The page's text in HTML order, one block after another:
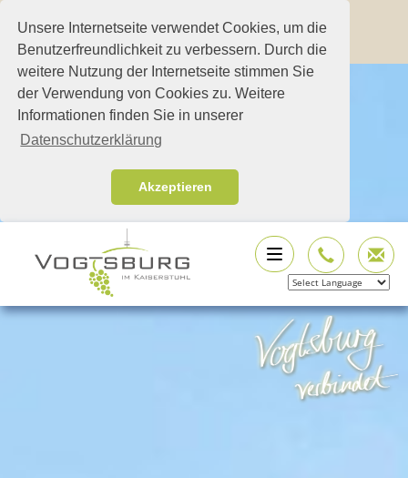
Unsere Internetseite verwendet Cookies, um die
Benutzerfreundlichkeit zu verbessern. Durch die
weitere Nutzung der Internetseite stimmen Sie
der Verwendung von Cookies zu. Weitere
Informationen finden Sie in unserer
Datenschutzerklärung
Akzeptieren